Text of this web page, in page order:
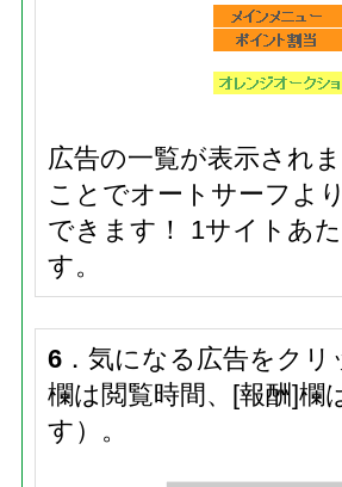
広告の一覧が表示され
ことでオートサーフよ
できます！ 1サイトあ
す。
6 ．気になる広告をク
欄は閲覧時間、[報酬]欄
す）。